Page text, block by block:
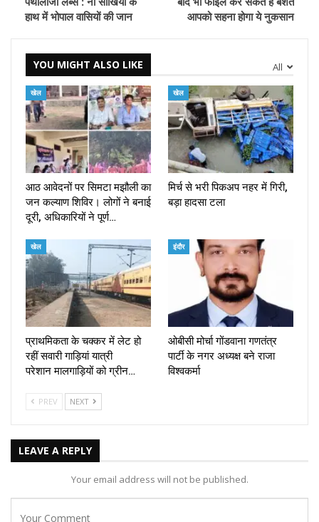
हाथ में भोपाल वासियों की जान
आपको सहना होगा ये नुकसान
All
YOU MIGHT ALSO LIKE
खेल
आठ आवेदनों पर सिमटा मझौली का
जन कल्याण शिविर। लोगों ने बनाई
दूरी, अधिकारियों ने पूर्ण…
खेल
मिर्च से भरी पिकअप नहर में गिरी,
बड़ा हादसा टला
खेल
प्राथमिकता के चक्कर में लेट हो
रहीं सवारी गाड़ियां यात्री
परेशान मालगाड़ियों को ग्रीन…
इंदौर
ओबीसी मोर्चा गोंडवाना गणतंत्र
पार्टी के नगर अध्यक्ष बने राजा
विश्वकर्मा
PREV NEXT
LEAVE A REPLY
Your email address will not be published.